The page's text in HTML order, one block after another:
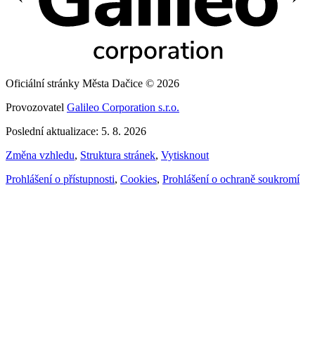
Oficiální stránky Města Dačice © 2026
Provozovatel Galileo Corporation s.r.o.
Poslední aktualizace: 5. 8. 2026
Změna vzhledu, Struktura stránek, Vytisknout
Prohlášení o přístupnosti, Cookies, Prohlášení o ochraně soukromí